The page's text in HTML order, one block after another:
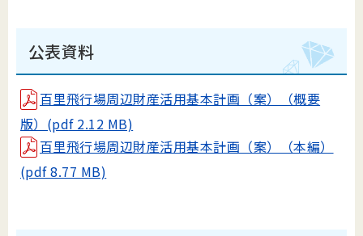
公表資料
百里飛行場周辺財産活用基本計画（案）（概要
版）(pdf 2.12 MB)
百里飛行場周辺財産活用基本計画（案）（本編）
(pdf 8.77 MB)